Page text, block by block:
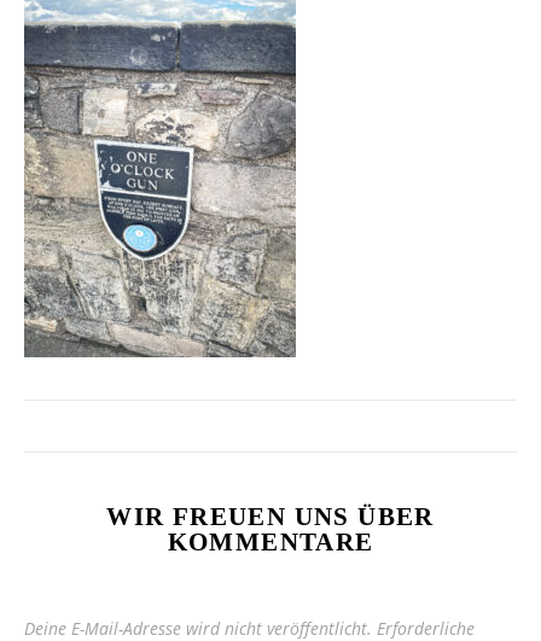
WIR FREUEN UNS ÜBER
KOMMENTARE
Deine E-Mail-Adresse wird nicht veröffentlicht. Erforderliche